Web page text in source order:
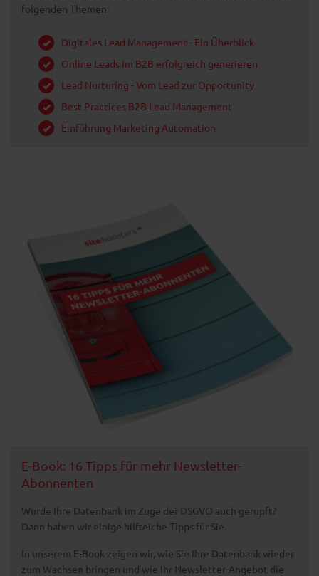
folgenden Themen:
Digitales Lead Management - Ein Überblick
Online Leads im B2B erfolgreich generieren
Lead Nurturing - Vom Lead zur Opportunity
Best Practices B2B Lead Management
Einführung Marketing Automation
E-Book: 16 Tipps für mehr Newsletter-
Abonnenten
Wurde Ihre Datenbank im Zuge der DSGVO auch gerupft?
Dann haben wir einige hilfreiche Tipps für Sie.
In unserem E-Book zeigen wir, wie Sie Ihre Datenbank wieder
zum Wachsen bringen und wie Ihr Newsletter-Angebot die